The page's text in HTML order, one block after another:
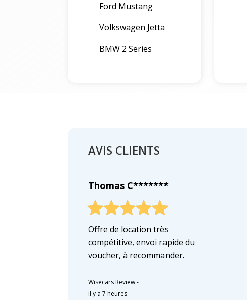
Ford Mustang
Volkswagen Jetta
BMW 2 Series
AVIS CLIENTS
Thomas C*******
Offre de location très
compétitive, envoi rapide du
voucher, à recommander.
Wisecars Review-
il y a 7 heures